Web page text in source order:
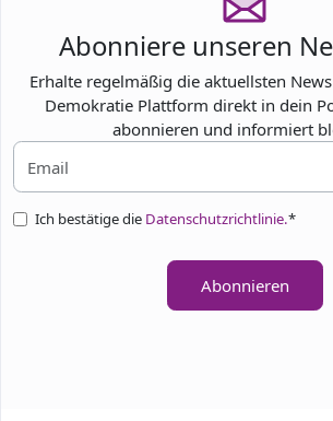
Abonniere unseren
Erhalte regelmäßig die aktuellsten
Demokratie Plattform direkt in dein
abonnieren und informiert
Ich bestätige die Datenschutzrichtlinie.*
Abonnieren